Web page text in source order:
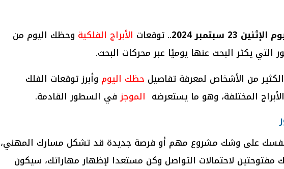
23 سبتمبر 2024 .. توقعات الأبراج الفلكية وحظك اليوم من
التي يكثر البحث عنها يوميًا عبر محركات البحث.
من الأشخاص لمعرفة تفاصيل حظك اليوم وأبرز توقعات الفلك
المختلفة، وهو ما يستعرضه الموجزفي السطور القادمة.
على وشك مشروع مهم أو فرصة جديدة قد تشكل مسارك المهني،
مفتوحتين لاحتمالات التواصل وكن مستعدا لإظهار مهاراتك، سيكون